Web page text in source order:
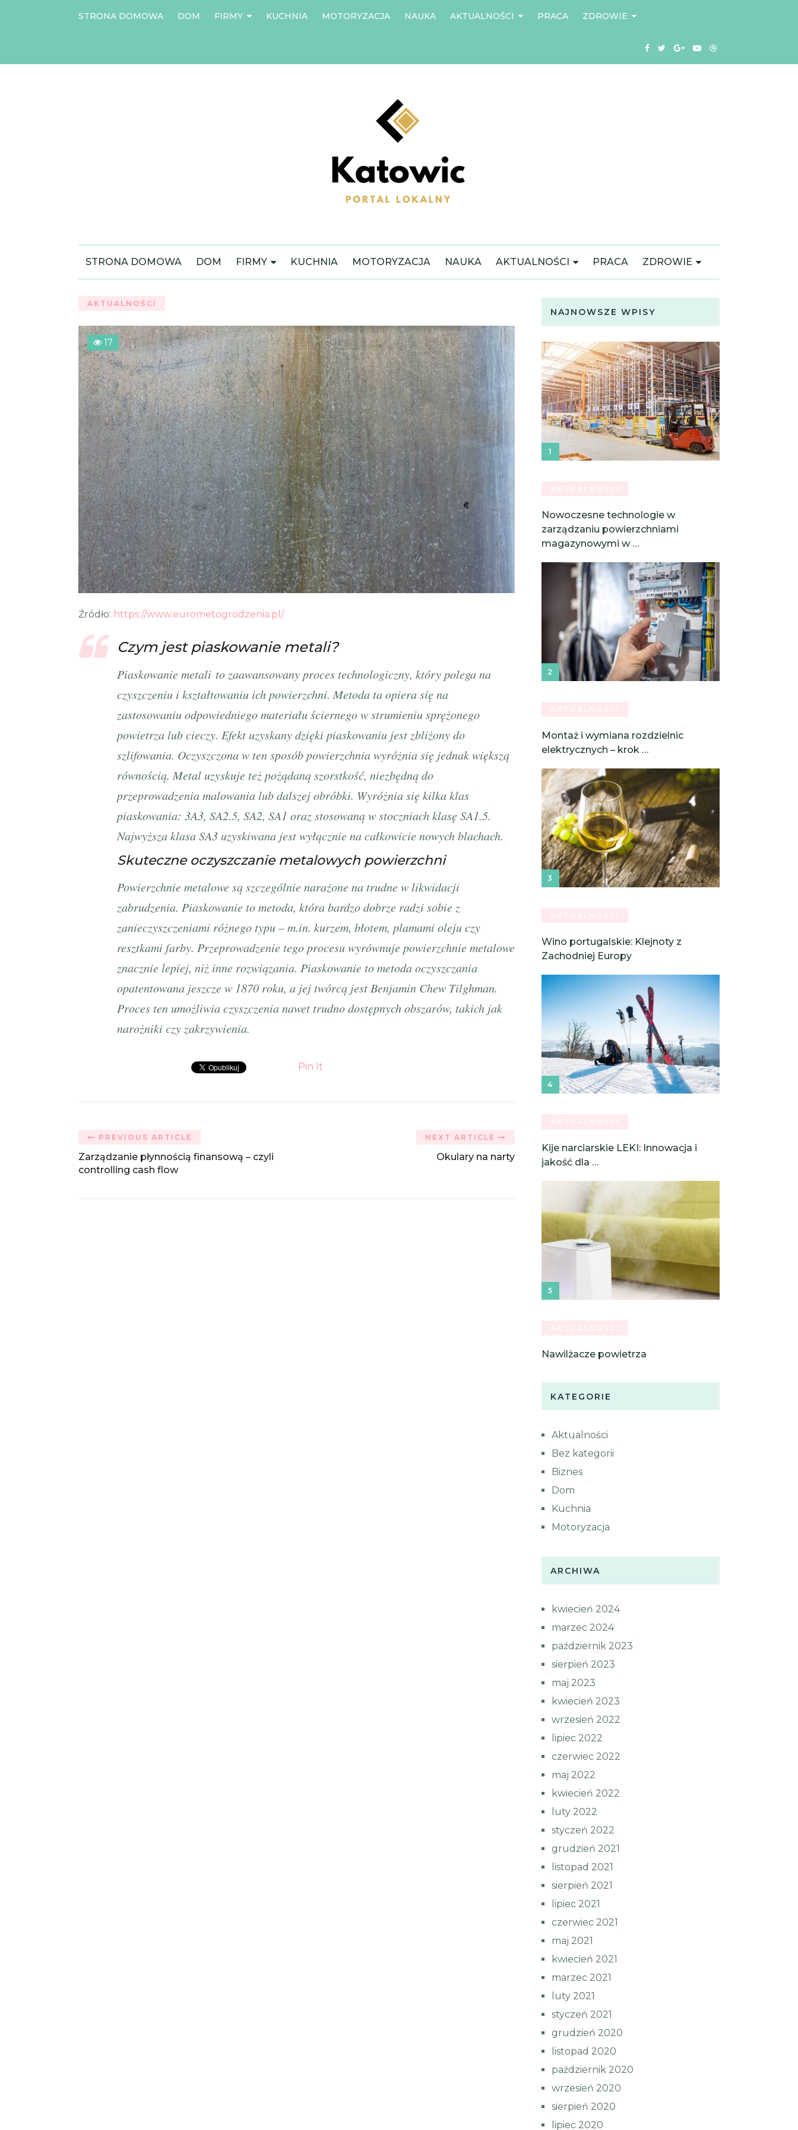
STRONA DOMOWA DOM FIRMY KUCHNIA MOTORYZACJA NAUKA AKTUALNOŚCI PRACA ZDROWIE
STRONA DOMOWA DOM FIRMY KUCHNIA MOTORYZACJA NAUKA AKTUALNOŚCI PRACA ZDROWIE
AKTUALNOŚCI
17
Źródło: https://www.eurometogrodzenia.pl/
Czym jest piaskowanie metali?
Piaskowanie metali to zaawansowany proces technologiczny, który polega na
czyszczeniu i kształtowaniu ich powierzchni. Metoda ta opiera się na
zastosowaniu odpowiedniego materiału ściernego w strumieniu sprężonego
powietrza lub cieczy. Efekt uzyskany dzięki piaskowaniu jest zbliżony do
szlifowania. Oczyszczona w ten sposób powierzchnia wyróżnia się jednak większą
równością. Metal uzyskuje też pożądaną szorstkość, niezbędną do
przeprowadzenia malowania lub dalszej obróbki. Wyróżnia się kilka klas
piaskowania: 3A3, SA2.5, SA2, SA1 oraz stosowaną w stoczniach klasę SA1.5.
Najwyższa klasa SA3 uzyskiwana jest wyłącznie na całkowicie nowych blachach.
Skuteczne oczyszczanie metalowych powierzchni
Powierzchnie metalowe są szczególnie narażone na trudne w likwidacji
zabrudzenia. Piaskowanie to metoda, która bardzo dobrze radzi sobie z
zanieczyszczeniami różnego typu – m.in. kurzem, błotem, plamami oleju czy
resztkami farby. Przeprowadzenie tego procesu wyrównuje powierzchnie metalowe
znacznie lepiej, niż inne rozwiązania. Piaskowanie to metoda oczyszczania
opatentowana jeszcze w 1870 roku, a jej twórcą jest Benjamin Chew Tilghman.
Proces ten umożliwia czyszczenia nawet trudno dostępnych obszarów, takich jak
narożniki czy zakrzywienia.
Pin It
PREVIOUS ARTICLE
Zarządzanie płynnością finansową – czyli
controlling cash flow
NEXT ARTICLE
Okulary na narty
NAJNOWSZE WPISY
Nowoczesne technologie w
zarządzaniu powierzchniami
magazynowymi w …
Montaż i wymiana rozdzielnic
elektrycznych – krok …
Wino portugalskie: Klejnoty z
Zachodniej Europy
Kije narciarskie LEKI: Innowacja i
jakość dla …
Nawilżacze powietrza
KATEGORIE
Aktualności
Bez kategorii
Biznes
Dom
Kuchnia
Motoryzacja
ARCHIWA
kwiecień 2024
marzec 2024
październik 2023
sierpień 2023
maj 2023
kwiecień 2023
wrzesień 2022
lipiec 2022
czerwiec 2022
maj 2022
kwiecień 2022
luty 2022
styczeń 2022
grudzień 2021
listopad 2021
sierpień 2021
lipiec 2021
czerwiec 2021
maj 2021
kwiecień 2021
marzec 2021
luty 2021
styczeń 2021
grudzień 2020
listopad 2020
październik 2020
wrzesień 2020
sierpień 2020
lipiec 2020